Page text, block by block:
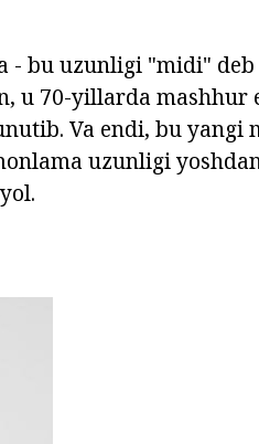
- bu uzunligi "midi" deb
u 70-yillarda mashhur
Va endi, bu yangi
uzunligi